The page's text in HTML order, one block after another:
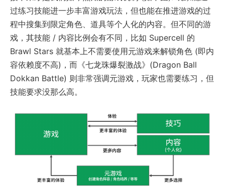
过练习技能进一步丰富游戏玩法，但也能在推进游戏的过
程中搜集到限定角色、道具等个人化的内容。但不同的游
戏，其技能 / 内容比例会有不同，比如 Supercell 的
Brawl Stars 就基本上不需要使用元游戏来解锁角色 (即内
容依赖度不高)，而《七龙珠爆裂激战》(Dragon Ball
Dokkan Battle) 则非常强调元游戏，玩家也需要练习，但
技能要求没那么高。